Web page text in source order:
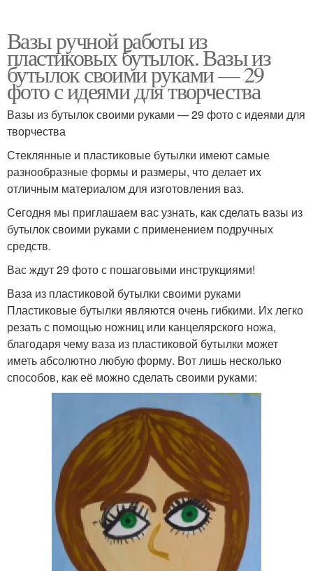
Вазы ручной работы из
пластиковых бутылок. Вазы из
бутылок своими руками — 29
фото с идеями для творчества
Вазы из бутылок своими руками — 29 фото с идеями для
творчества
Стеклянные и пластиковые бутылки имеют самые
разнообразные формы и размеры, что делает их
отличным материалом для изготовления ваз.
Сегодня мы приглашаем вас узнать, как сделать вазы из
бутылок своими руками с применением подручных
средств.
Вас ждут 29 фото с пошаговыми инструкциями!
Ваза из пластиковой бутылки своими руками
Пластиковые бутылки являются очень гибкими. Их легко
резать с помощью ножниц или канцелярского ножа,
благодаря чему ваза из пластиковой бутылки может
иметь абсолютно любую форму. Вот лишь несколько
способов, как её можно сделать своими руками: